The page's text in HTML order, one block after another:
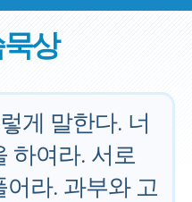
상
게 말한다. 너
하여라. 서로
라. 과부와 고